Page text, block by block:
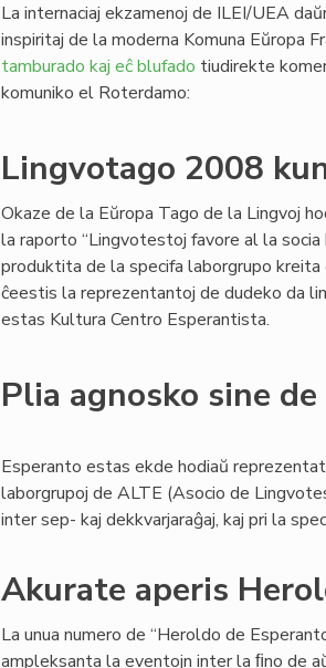
La internaciaj ekzamenoj de ILEI/UEA
inspiritaj de la moderna Komuna Eŭropa
tamburado kaj eĉ blufado tiudirekte
komuniko el Roterdamo:
Lingvotago 2008
Okaze de la Eŭropa Tago de la Lingvoj
la raporto “Lingvotestoj favore al la socia
produktita de la specifa laborgrupo
ĉeestis la reprezentantoj de dudeko da
estas Kultura Centro Esperantista.
Plia agnosko sine de
Esperanto estas ekde hodiaŭ
laborgrupoj de ALTE (Asocio de
inter sep- kaj dekkvarjaraĝaj, kaj pri la
Akurate aperis
La unua numero de “Heroldo de
ampleksanta la eventojn inter la ﬁno de